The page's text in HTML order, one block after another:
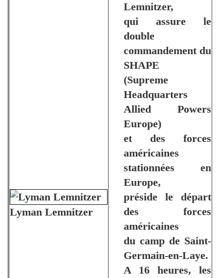
Lyman Lemnitzer
Lemnitzer,
qui assure le
double
commandement du
SHAPE
(Supreme
Headquarters
Allied Powers
Europe)
et des forces
américaines
stationnées en
Europe,
préside le départ
des forces
américaines
du camp de Saint-
Germain-en-Laye.
A 16 heures, les